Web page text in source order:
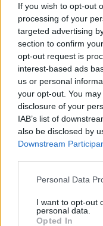
If you wish to opt-out
processing of your
targeted advertising
section to confirm
opt-out request is
interest-based ads
us or personal
your opt-out. You
disclosure of your
IAB’s list of
also be disclosed by
Downstream
Personal Data
I want to opt-out
personal data.
Opted In
Stephen Kingin
kääntyi vuonna
Info
Lähetä uutisvinkki
RSS-ohje